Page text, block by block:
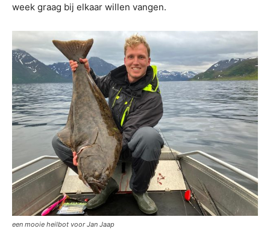
week graag bij elkaar willen vangen.
een mooie heilbot voor Jan Jaap